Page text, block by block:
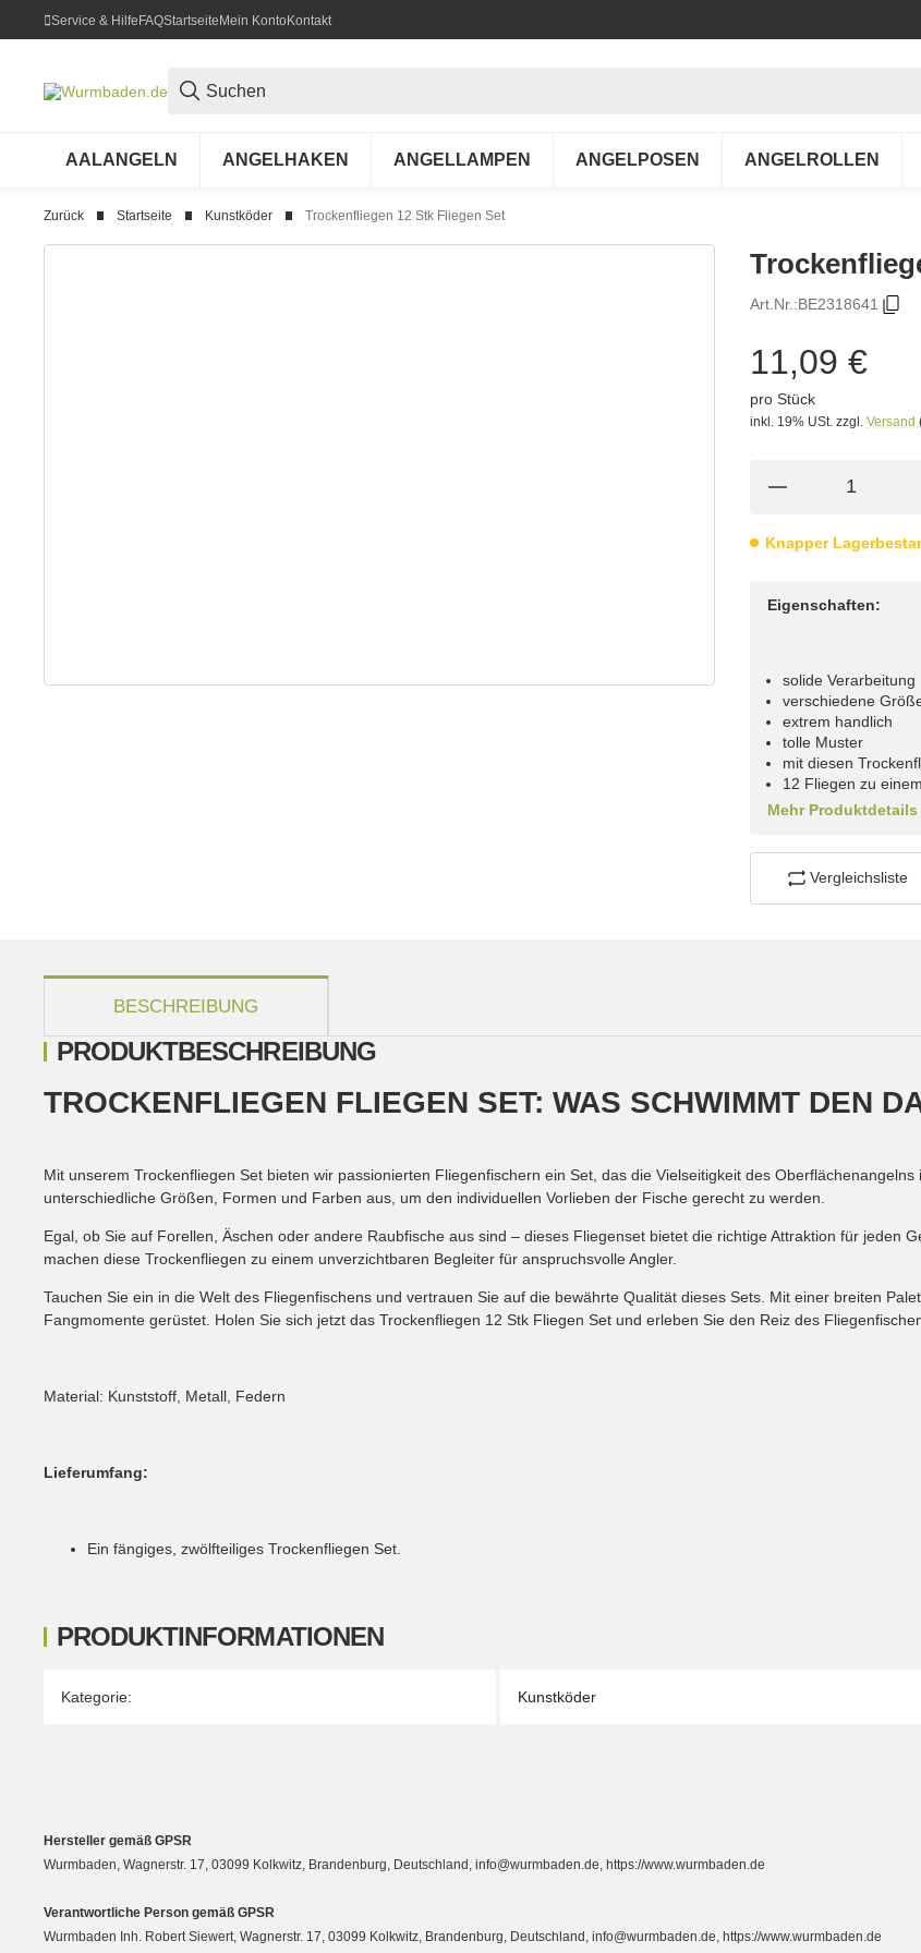
Service & HilfeFAQStartseiteMein KontoKontakt
AALANGELN ANGELHAKEN ANGELLAMPEN ANGELPOSEN ANGELROLLEN
Zurück Startseite Kunstköder Trockenfliegen 12 Stk Fliegen Set
Art.Nr.:BE2318641
11,09 €
pro Stück
inkl. 19% USt. zzgl. Versand
Knapper
Eigenschaften:
solide Verarbeitung
verschiedene
extrem handlich
tolle Muster
mit diesen
12 Fliegen zu
Mehr Produktdetails
Vergleichsliste
BESCHREIBUNG
PRODUKTINFORMATIONEN
Produkteigenschaft
Wert
Kategorie: Kunstköder
PRODUKTBESCHREIBUNG
TROCKENFLIEGEN FLIEGEN SET: WAS SCHWIMMT DEN
Mit unserem Trockenfliegen Set bieten wir passionierten Fliegenfischern ein Set, das die Vielseitigkeit des
unterschiedliche Größen, Formen und Farben aus, um den individuellen Vorlieben der Fische gerecht zu werden.
Egal, ob Sie auf Forellen, Äschen oder andere Raubfische aus sind – dieses Fliegenset bietet die richtige Attraktion für jeden
machen diese Trockenfliegen zu einem unverzichtbaren Begleiter für anspruchsvolle Angler.
Tauchen Sie ein in die Welt des Fliegenfischens und vertrauen Sie auf die bewährte Qualität dieses Sets. Mit einer breiten
Fangmomente gerüstet. Holen Sie sich jetzt das Trockenfliegen 12 Stk Fliegen Set und erleben Sie den Reiz des
Material: Kunststoff, Metall, Federn
Lieferumfang:
Ein fängiges, zwölfteiliges Trockenfliegen Set.
Hersteller gemäß GPSR
Wurmbaden, Wagnerstr. 17, 03099 Kolkwitz, Brandenburg, Deutschland, info@wurmbaden.de, https://www.wurmbaden.de
Verantwortliche Person gemäß GPSR
Wurmbaden Inh. Robert Siewert, Wagnerstr. 17, 03099 Kolkwitz, Brandenburg, Deutschland, info@wurmbaden.de, https://www.wurmbaden.de